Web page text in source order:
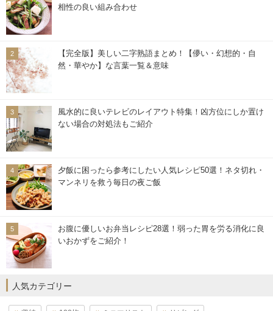
相性の良い組み合わせ
【完全版】美しい二字熟語まとめ！【儚い・幻想的・自
然・華やか】な言葉一覧＆意味
風水的に良いテレビのレイアウト特集！凶方位にしか置け
ない場合の対処法もご紹介
夕飯に困ったら参考にしたい人気レシピ50選！ネタ切れ・
マンネリを救う毎日の夜ご飯
お腹に優しいお弁当レシピ28選！弱った胃を労る消化に良
いおかずをご紹介！
人気カテゴリー